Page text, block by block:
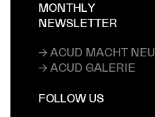
MONTHLY
NEWSLETTER
→ ACUD MACHT NEU
→ ACUD GALERIE
FOLLOW US